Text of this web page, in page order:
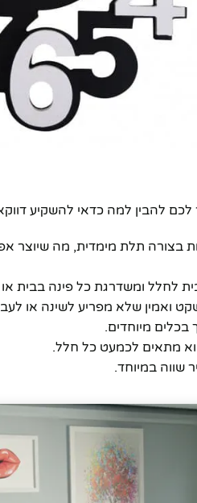
להבין למה כדאי להשקיע
בצורה תלת מימדית, מה שיוצר
מיוחדים.
מתאים לכמעט כל חלל.